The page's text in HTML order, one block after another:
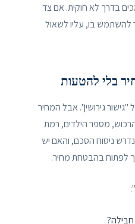
בדרך לא חוקית. אם צד
להשתמש בו, עליו לשאול
בלי להטעות
גירושין". אבל המחיר
מספר הילדים, רמת
ניסוח הסכם, והאם יש
לפתוח בהבטחת מחיר.